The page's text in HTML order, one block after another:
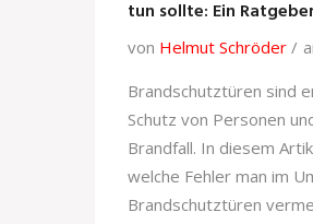
tun sollte: Ein
von Helmut Schröder
Brandschutztüren sind
Schutz von Personen
Brandfall. In diesem
welche Fehler man im
Brandschutztüren